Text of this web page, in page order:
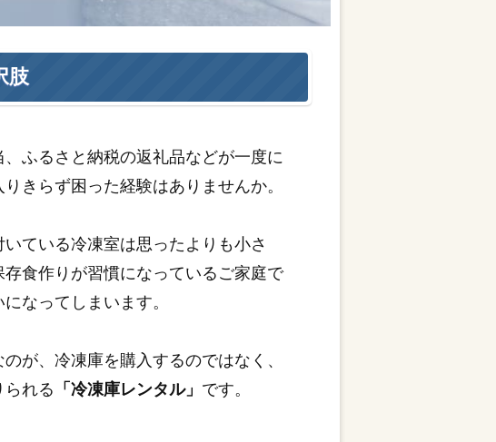
肢
ふるさと納税の返礼品などが一度に
きらず困った経験はありませんか。
ている冷凍室は思ったよりも小さ
存食作りが習慣になっているご家庭で
なってしまいます。
が、冷凍庫を購入するのではなく、
られる 「冷凍庫レンタル」 です。